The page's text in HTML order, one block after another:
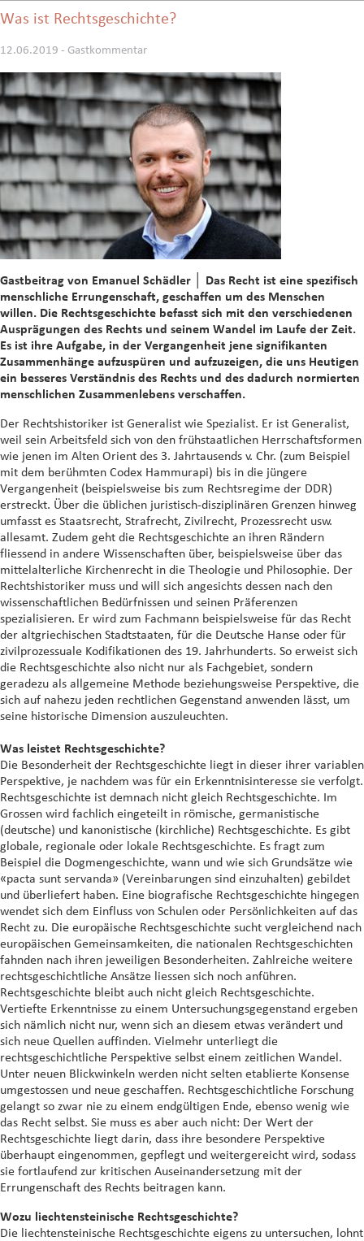
Was ist Rechtsgeschichte?
12.06.2019 - Gastkommentar
Gastbeitrag von Emanuel Schädler │ Das Recht ist eine spezifisch
menschliche Errungenschaft, geschaffen um des Menschen
willen. Die Rechtsgeschichte befasst sich mit den verschiedenen
Ausprägungen des Rechts und seinem Wandel im Laufe der Zeit.
Es ist ihre Aufgabe, in der Vergangenheit jene signifikanten
Zusammenhänge aufzuspüren und aufzuzeigen, die uns Heutigen
ein besseres Verständnis des Rechts und des dadurch normierten
menschlichen Zusammenlebens verschaffen.
Der Rechtshistoriker ist Generalist wie Spezialist. Er ist Generalist,
weil sein Arbeitsfeld sich von den frühstaatlichen Herrschaftsformen
wie jenen im Alten Orient des 3. Jahrtausends v. Chr. (zum Beispiel
mit dem berühmten Codex Hammurapi) bis in die jüngere
Vergangenheit (beispielsweise bis zum Rechtsregime der DDR)
erstreckt. Über die üblichen juristisch-disziplinären Grenzen hinweg
umfasst es Staatsrecht, Strafrecht, Zivilrecht, Prozessrecht usw.
allesamt. Zudem geht die Rechtsgeschichte an ihren Rändern
fliessend in andere Wissenschaften über, beispielsweise über das
mittelalterliche Kirchenrecht in die Theologie und Philosophie. Der
Rechtshistoriker muss und will sich angesichts dessen nach den
wissenschaftlichen Bedürfnissen und seinen Präferenzen
spezialisieren. Er wird zum Fachmann beispielsweise für das Recht
der altgriechischen Stadtstaaten, für die Deutsche Hanse oder für
zivilprozessuale Kodifikationen des 19. Jahrhunderts. So erweist sich
die Rechtsgeschichte also nicht nur als Fachgebiet, sondern
geradezu als allgemeine Methode beziehungsweise Perspektive, die
sich auf nahezu jeden rechtlichen Gegenstand anwenden lässt, um
seine historische Dimension auszuleuchten.
Was leistet Rechtsgeschichte?
Die Besonderheit der Rechtsgeschichte liegt in dieser ihrer variablen
Perspektive, je nachdem was für ein Erkenntnisinteresse sie verfolgt.
Rechtsgeschichte ist demnach nicht gleich Rechtsgeschichte. Im
Grossen wird fachlich eingeteilt in römische, germanistische
(deutsche) und kanonistische (kirchliche) Rechtsgeschichte. Es gibt
globale, regionale oder lokale Rechtsgeschichte. Es fragt zum
Beispiel die Dogmengeschichte, wann und wie sich Grundsätze wie
«pacta sunt servanda» (Vereinbarungen sind einzuhalten) gebildet
und überliefert haben. Eine biografische Rechtsgeschichte hingegen
wendet sich dem Einfluss von Schulen oder Persönlichkeiten auf das
Recht zu. Die europäische Rechtsgeschichte sucht vergleichend nach
europäischen Gemeinsamkeiten, die nationalen Rechtsgeschichten
fahnden nach ihren jeweiligen Besonderheiten. Zahlreiche weitere
rechtsgeschichtliche Ansätze liessen sich noch anführen.
Rechtsgeschichte bleibt auch nicht gleich Rechtsgeschichte.
Vertiefte Erkenntnisse zu einem Untersuchungsgegenstand ergeben
sich nämlich nicht nur, wenn sich an diesem etwas verändert und
sich neue Quellen auffinden. Vielmehr unterliegt die
rechtsgeschichtliche Perspektive selbst einem zeitlichen Wandel.
Unter neuen Blickwinkeln werden nicht selten etablierte Konsense
umgestossen und neue geschaffen. Rechtsgeschichtliche Forschung
gelangt so zwar nie zu einem endgültigen Ende, ebenso wenig wie
das Recht selbst. Sie muss es aber auch nicht: Der Wert der
Rechtsgeschichte liegt darin, dass ihre besondere Perspektive
überhaupt eingenommen, gepflegt und weitergereicht wird, sodass
sie fortlaufend zur kritischen Auseinandersetzung mit der
Errungenschaft des Rechts beitragen kann.
Wozu liechtensteinische Rechtsgeschichte?
Die liechtensteinische Rechtsgeschichte eigens zu untersuchen, lohnt